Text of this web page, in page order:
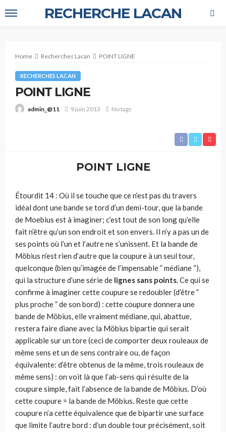
RECHERCHE LACAN
Home Recherches Lacan POINT LIGNE
RECHERCHES LACAN
POINT LIGNE
admin_@11 9 juin 2013 No tags
POINT LIGNE
Étourdit 14 : Où il se touche que ce n’est pas du travers
idéal dont une bande se tord d’un demi-tour, que la bande
de Moebius est à imaginer; c’est tout de son long qu’elle
fait n’être qu’un son endroit et son envers. Il n’y a pas un de
ses points où l’un et l’autre ne s’unissent. Et la bande de
Möbius n’est rien d’autre que la coupure à un seul tour,
quelconque (bien qu’imagée de l’impensable ” médiane “),
qui la structure d’une série de lignes sans points.Ce qui se
confirme à imaginer cette coupure se redoubler (d’être ”
plus proche ” de son bord) : cette coupure donnera une
bande de Möbius, elle vraiment médiane, qui, abattue,
restera faire diane avec la Möbius bipartie qui serait
applicable sur un tore (ceci de comporter deux rouleaux de
même sens et un de sens contraire ou, de façon
équivalente: d’être obtenus de la même, trois rouleaux de
même sens) : on voit là que l’ab-sens qui résulte de la
coupure simple, fait l’absence de la bande de Möbius. D’où
cette coupure = la bande de Möbius. Reste que cette
coupure n’a cette équivalence que de bipartir une surface
que limite l’autre bord : d’un double tour précisément, soit